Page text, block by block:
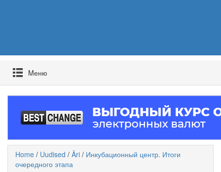
Mеню
Home / Uudised / Äri / Инкубационный центр. Итоги
очередного этапа